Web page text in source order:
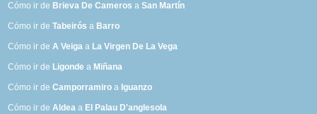
Cómo ir de Brieva De Cameros aSan Martín
Cómo ir deTabeirós a Barro
Cómo ir deA Veiga a La Virgen De La Vega
Cómo ir de Ligonde a Miñana
Cómo ir deCamporramiro a Iguanzo
Cómo ir deAldea a El Palau D'anglesola